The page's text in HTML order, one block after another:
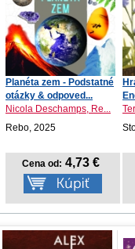
Planéta zem - Podstatné
otázky & odpoved...
Nicola Deschamps, Re...
Rebo, 2025
Cena od: 4,73 €